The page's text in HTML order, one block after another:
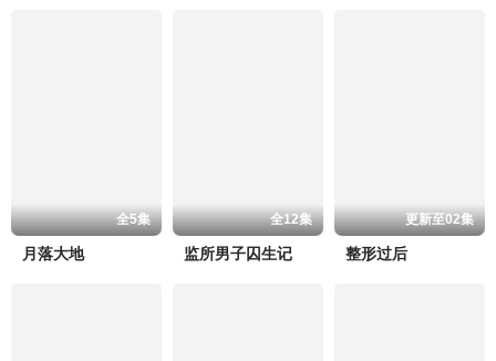
全5集
月落大地
全12集
监所男子囚生记
更新至02集
整形过后